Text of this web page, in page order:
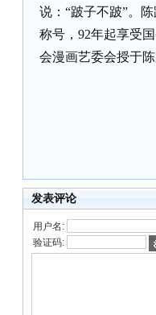
说：“跛子不跛”。
称号， 92年起享受
会漫画艺委会授于
发表评论
用户名:
验证码: